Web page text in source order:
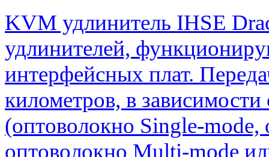
KVM удлинитель IHSE
удлинителей,
интерфейсных плат.
километров, в
(оптоволокно Single-
оптоволокно Multi-mode